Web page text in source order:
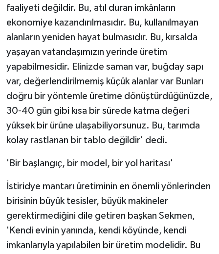
faaliyeti değildir. Bu, atıl duran imkânların
ekonomiye kazandırılmasıdır. Bu, kullanılmayan
alanların yeniden hayat bulmasıdır. Bu, kırsalda
yaşayan vatandaşımızın yerinde üretim
yapabilmesidir. Elinizde saman var, buğday sapı
var, değerlendirilmemiş küçük alanlar var Bunları
doğru bir yöntemle üretime dönüştürdüğünüzde,
30-40 gün gibi kısa bir sürede katma değeri
yüksek bir ürüne ulaşabiliyorsunuz. Bu, tarımda
kolay rastlanan bir tablo değildir' dedi.
'Bir başlangıç, bir model, bir yol haritası'
İstiridye mantarı üretiminin en önemli yönlerinden
birisinin büyük tesisler, büyük makineler
gerektirmediğini dile getiren başkan Sekmen,
'Kendi evinin yanında, kendi köyünde, kendi
imkanlarıyla yapılabilen bir üretim modelidir. Bu